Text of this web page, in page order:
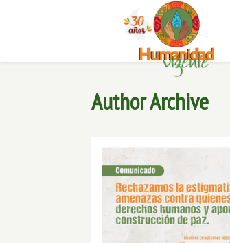
Author Archive